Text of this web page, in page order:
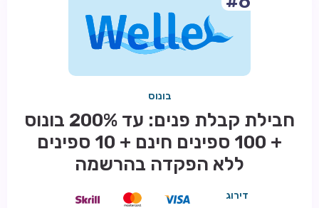
בונוס
חבילת קבלת פנים: עד 200% בונוס
+ 100 ספינים חינם + 10 ספינים
ללא הפקדה בהרשמה
דירוג